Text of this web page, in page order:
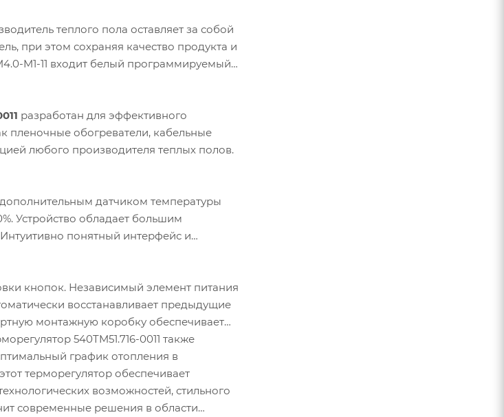
теплого пола оставляет за собой
при этом сохраняя качество продукта и
M1-11 входит белый программируемый
разработан для эффективного
пленочные обогреватели, кабельные
любого производителя теплых полов.
датчиком температуры
Устройство обладает большим
понятный интерфейс и
кнопок. Независимый элемент питания
восстанавливает предыдущие
монтажную коробку обеспечивает
540TM51.716-0011 также
график отопления в
терморегулятор обеспечивает
возможностей, стильного
современные решения в области